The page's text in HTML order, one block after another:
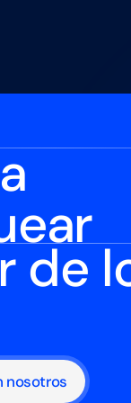
de
nosotros